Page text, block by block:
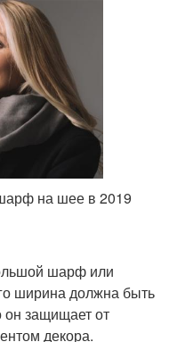
на шее в 2019
шарф или
ширина должна быть
он защищает от
декора.